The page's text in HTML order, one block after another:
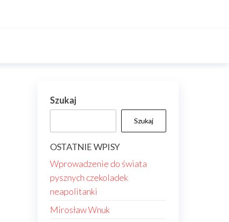
Szukaj
Szukaj
OSTATNIE WPISY
Wprowadzenie do świata
pysznych czekoladek
neapolitanki
Mirosław Wnuk